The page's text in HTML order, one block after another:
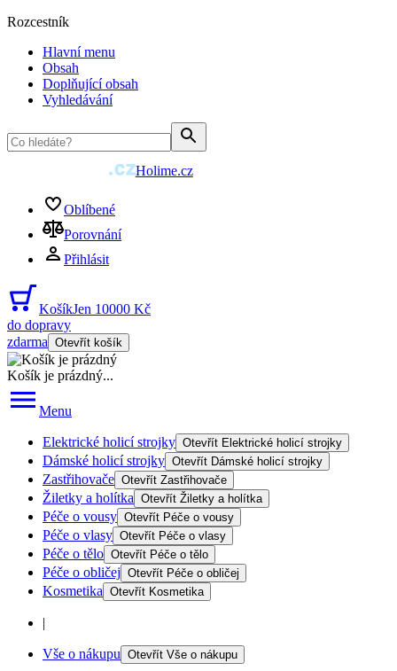
Rozcestník
Hlavní menu
Obsah
Doplňující obsah
Vyhledávání
Holime.cz
Oblíbené
Porovnání
Přihlásit
KošíkJen 10000 Kč
do dopravy
zdarma Otevřít košík
Košík je prázdný...
Menu
Elektrické holicí strojky Otevřít Elektrické holicí strojky
Dámské holicí strojky Otevřít Dámské holicí strojky
Zastřihovače Otevřít Zastřihovače
Žiletky a holítka Otevřít Žiletky a holítka
Péče o vousy Otevřít Péče o vousy
Péče o vlasy Otevřít Péče o vlasy
Péče o tělo Otevřít Péče o tělo
Péče o obličej Otevřít Péče o obličej
Kosmetika Otevřít Kosmetika
|
Vše o nákupu Otevřít Vše o nákupu